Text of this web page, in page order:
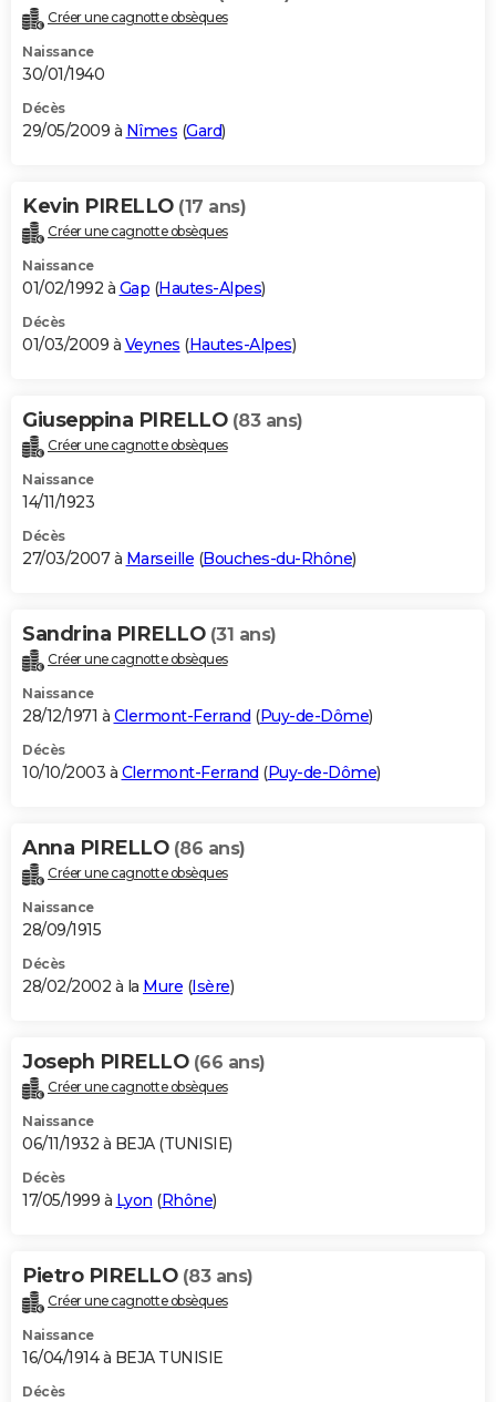
Créer une cagnotte obsèques
Naissance
30/01/1940
Décès
29/05/2009 à Nîmes (Gard)
Kevin PIRELLO (17 ans)
Créer une cagnotte obsèques
Naissance
01/02/1992 à Gap (Hautes-Alpes)
Décès
01/03/2009 à Veynes (Hautes-Alpes)
Giuseppina PIRELLO (83 ans)
Créer une cagnotte obsèques
Naissance
14/11/1923
Décès
27/03/2007 à Marseille (Bouches-du-Rhône)
Sandrina PIRELLO (31 ans)
Créer une cagnotte obsèques
Naissance
28/12/1971 à Clermont-Ferrand (Puy-de-Dôme)
Décès
10/10/2003 à Clermont-Ferrand (Puy-de-Dôme)
Anna PIRELLO (86 ans)
Créer une cagnotte obsèques
Naissance
28/09/1915
Décès
28/02/2002 à la Mure (Isère)
Joseph PIRELLO (66 ans)
Créer une cagnotte obsèques
Naissance
06/11/1932 à BEJA (TUNISIE)
Décès
17/05/1999 à Lyon (Rhône)
Pietro PIRELLO (83 ans)
Créer une cagnotte obsèques
Naissance
16/04/1914 à BEJA TUNISIE
Décès